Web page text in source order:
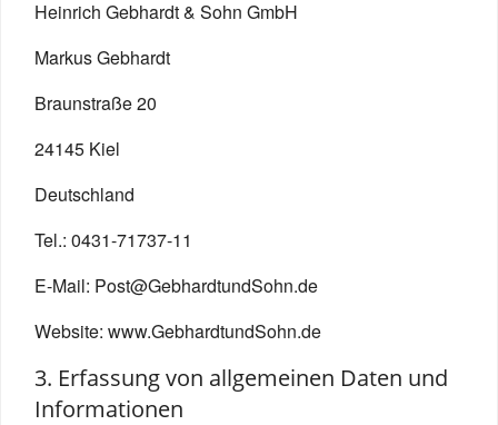
Heinrich Gebhardt & Sohn GmbH
Markus Gebhardt
Braunstraße 20
24145 Kiel
Deutschland
Tel.: 0431-71737-11
E-Mail: Post@GebhardtundSohn.de
Website: www.GebhardtundSohn.de
3. Erfassung von allgemeinen Daten und
Informationen